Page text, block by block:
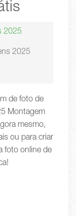
2025
2025
de foto de
Montagem
mesmo,
ou para criar
foto online de